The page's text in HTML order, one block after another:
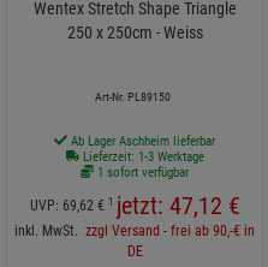
Wentex Stretch Shape Triangle
250 x 250cm - Weiss
Art-Nr. PL89150
Ab Lager Aschheim lieferbar
Lieferzeit: 1-3 Werktage
1 sofort verfügbar
UVP: 69,62 € 1 jetzt: 47,12 €
inkl. MwSt. zzgl Versand - frei ab 90,-€ in
DE